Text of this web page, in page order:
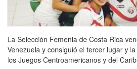
La Selección Femenia de Costa Rica
Venezuela y consiguió el tercer lugar y
los Juegos Centroamericanos y del